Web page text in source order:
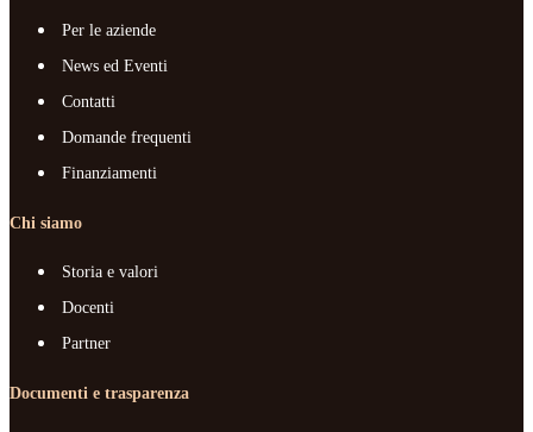
Per le aziende
News ed Eventi
Contatti
Domande frequenti
Finanziamenti
Chi siamo
Storia e valori
Docenti
Partner
Documenti e trasparenza